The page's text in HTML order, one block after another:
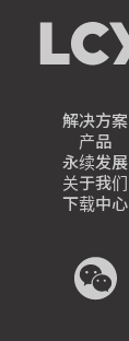
解决方案
产品
永续发展
关于我们
下载中心